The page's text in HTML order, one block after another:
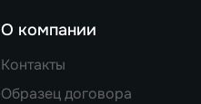
О компании
Контакты
Образец договора